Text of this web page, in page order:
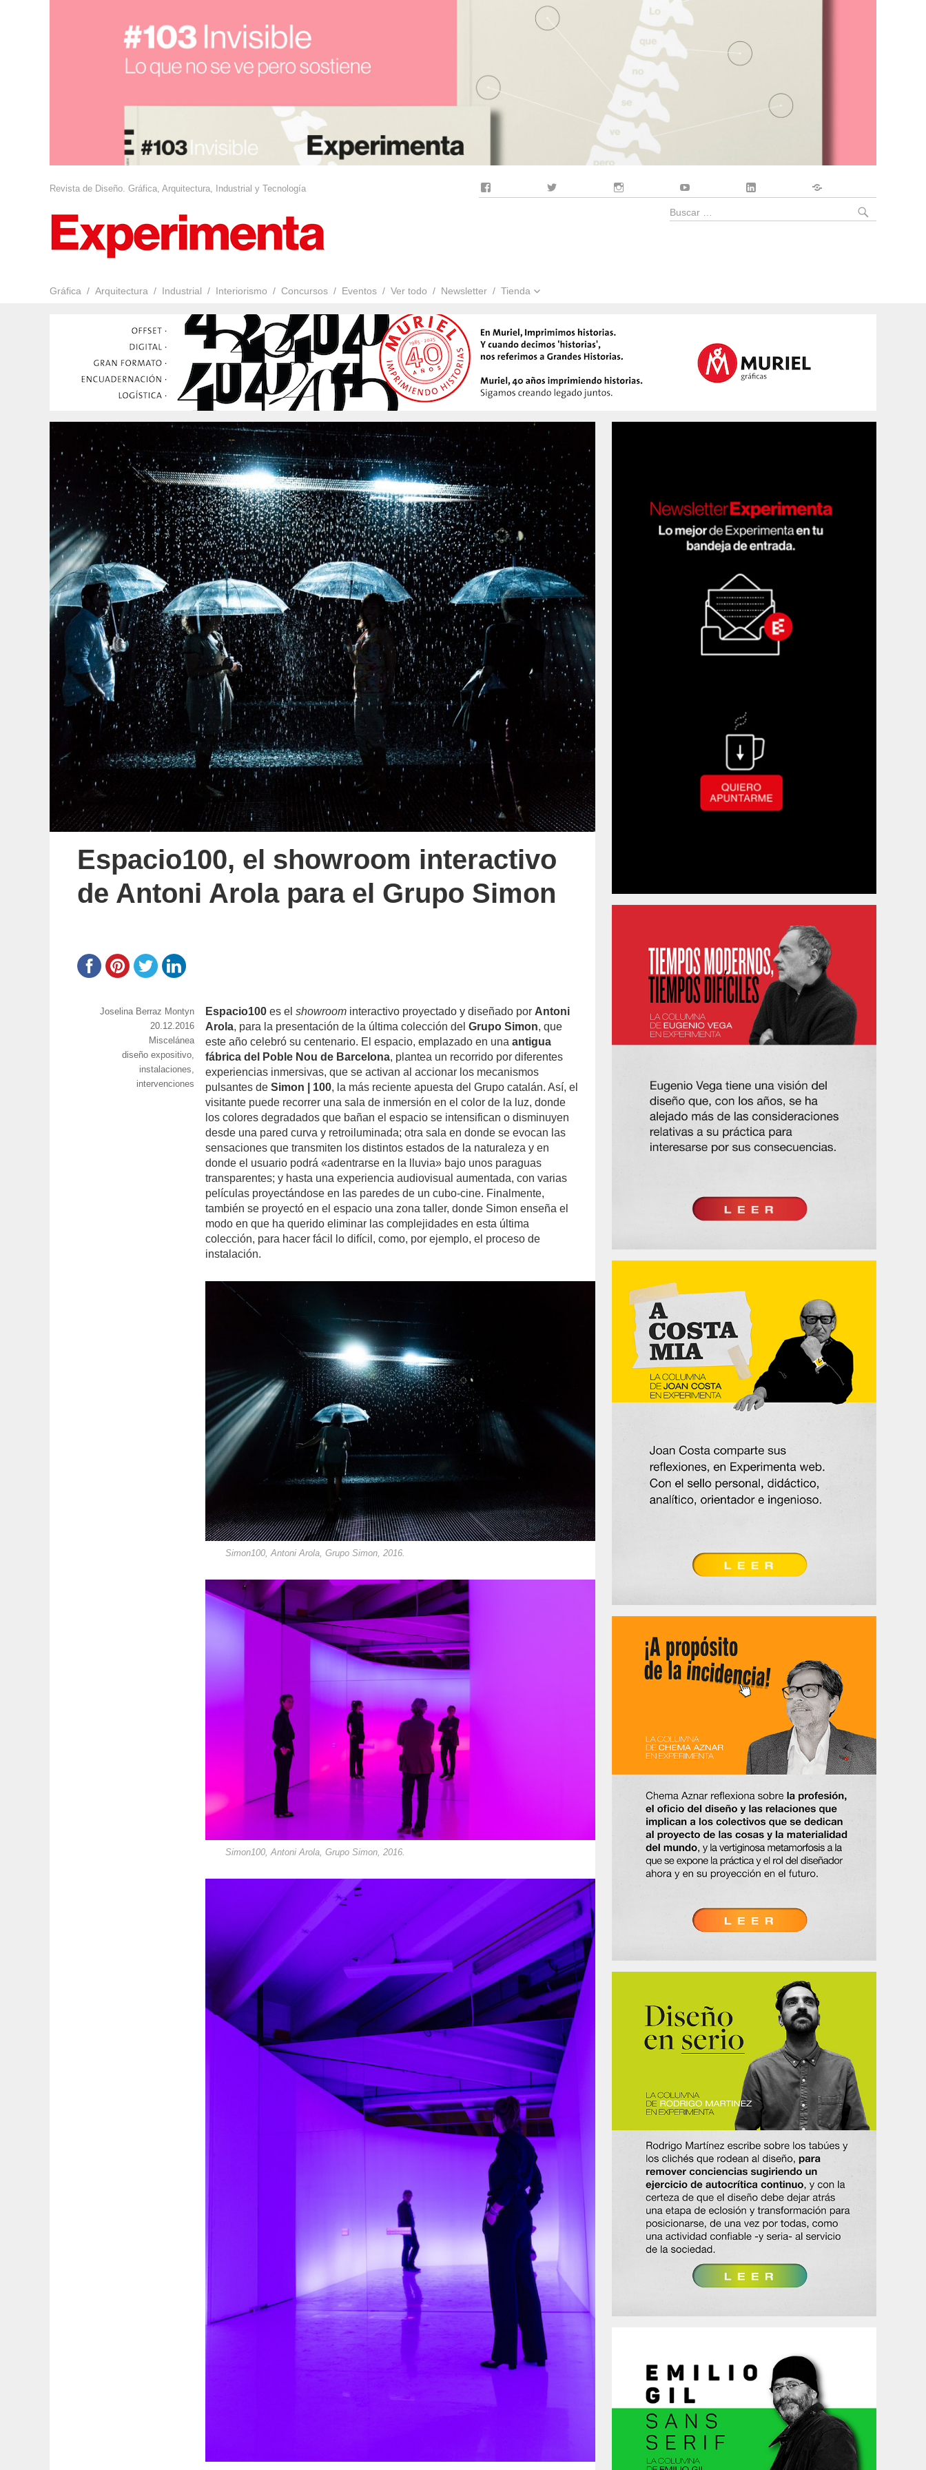
Revista de Diseño. Gráfica, Arquitectura, Industrial y Tecnología
Gráfica Arquitectura Industrial Interiorismo Concursos Eventos Ver todo Newsletter Tienda
Buscar
Espacio100, el showroom interactivo
de Antoni Arola para el Grupo Simon
Espacio100 es elshowroom interactivo proyectado y diseñado por Antoni
Arola, para la presentación de la última colección delGrupo Simon, que
este año celebró su centenario. El espacio, emplazado en unaantigua
fábrica del Poble Nou de Barcelona, plantea un recorrido por diferentes
experiencias inmersivas, que se activan al accionar los mecanismos
pulsantes deSimon | 100, la más reciente apuesta del Grupo catalán. Así, el
visitante puede recorrer una sala de inmersión en el color de la luz, donde
los colores degradados que bañan el espacio se intensifican o disminuyen
desde una pared curva y retroiluminada; otra sala en donde se evocan las
sensaciones que transmiten los distintos estados de la naturaleza y en
donde el usuario podrá «adentrarse en la lluvia» bajo unos paraguas
transparentes; y hasta una experiencia audiovisual aumentada, con varias
películas proyectándose en las paredes de un cubo-cine. Finalmente,
también se proyectó en el espacio una zona taller, donde Simon enseña el
modo en que ha querido eliminar las complejidades en esta última
colección, para hacer fácil lo difícil, como, por ejemplo, el proceso de
instalación.
Simon100, Antoni Arola, Grupo Simon, 2016.
Simon100, Antoni Arola, Grupo Simon, 2016.
https://www.experimenta.es/author/joselina-
Joselina Berraz Montyn
Publicado
el
20.12.2016
Categorías
Miscelánea
Etiquetas
diseño expositivo
instalaciones
intervenciones